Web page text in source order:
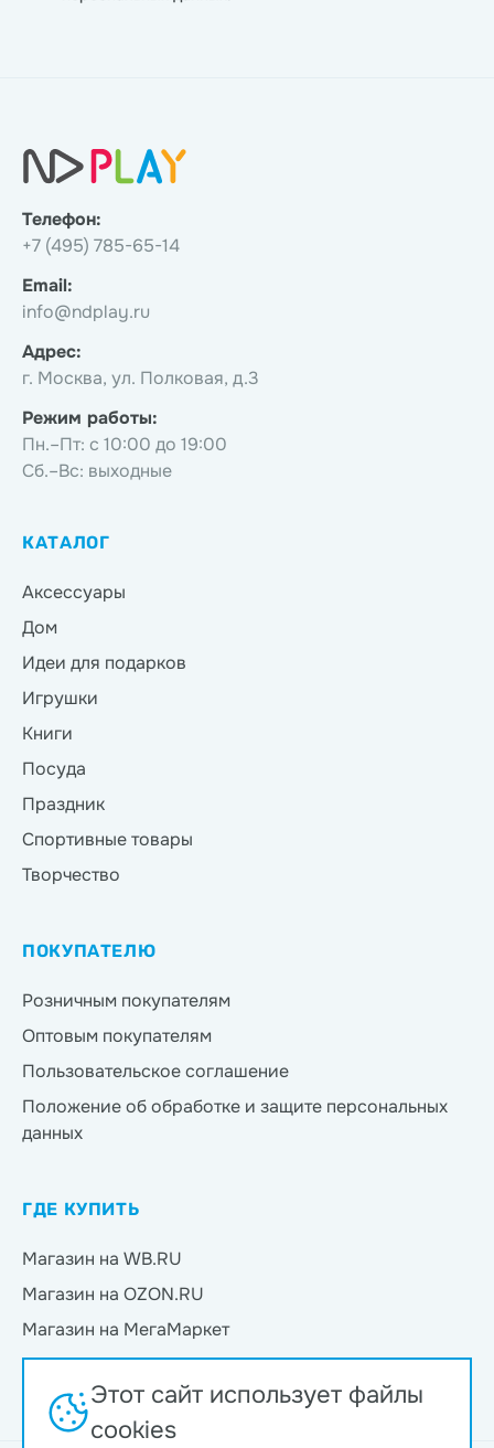
Телефон:
+7 (495) 785-65-14
Email:
info@ndplay.ru
Адрес:
г. Москва, ул. Полковая, д.3
Режим работы:
Пн.–Пт: с 10:00 до 19:00
Сб.–Вс: выходные
КАТАЛОГ
Аксессуары
Дом
Идеи для подарков
Игрушки
Книги
Посуда
Праздник
Спортивные товары
Творчество
ПОКУПАТЕЛЮ
Розничным покупателям
Оптовым покупателям
Пользовательское соглашение
Положение об обработке и защите персональных
данных
ГДЕ КУПИТЬ
Магазин на WB.RU
Магазин на OZON.RU
Магазин на МегаМаркет
Магазин на Яндекс.Маркет
Магазин на Магнит Маркет
Этот сайт использует файлы
cookies